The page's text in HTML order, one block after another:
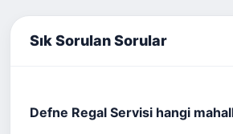
Sık Sorulan Sorular
Defne Regal Servisi hangi